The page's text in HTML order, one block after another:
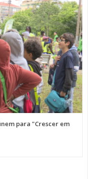
para "Crescer em